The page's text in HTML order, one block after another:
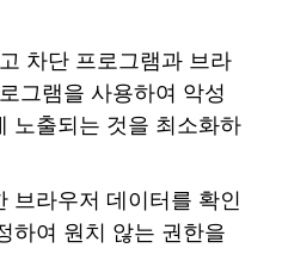
차단 프로그램과 브라
그램을 사용하여 악성
노출되는 것을 최소화하
브라우저 데이터를 확인
하여 원치 않는 권한을